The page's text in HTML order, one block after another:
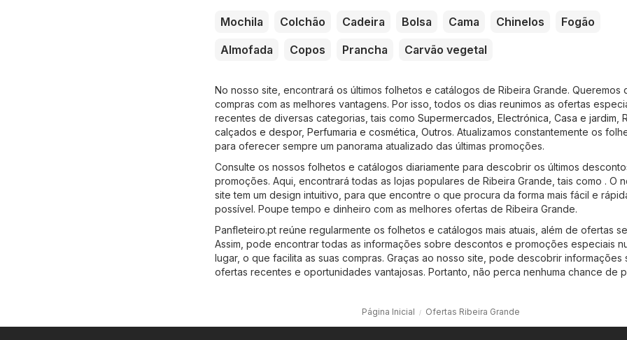
Mochila Colchão Cadeira Bolsa Cama Chinelos
Fogão
Almofada
Copos Prancha Carvão vegetal
No nosso site, encontrará os últimos folhetos e catálogos de Ribeira Grande. Queremos
compras com as melhores vantagens. Por isso, todos os dias reunimos as ofertas
recentes de diversas categorias, tais como Supermercados Electrónica Casa e jardim
calçados e despor, Perfumaria e cosmética Outros. Atualizamos constantemente os
para oferecer sempre um panorama atualizado das últimas promoções.
Consulte os nossos folhetos e catálogos diariamente para descobrir os últimos
promoções. Aqui, encontrará todas as lojas populares de Ribeira Grande, tais como . O
site tem um design intuitivo, para que encontre o que procura da forma mais fácil e
possível. Poupe tempo e dinheiro com as melhores ofertas de Ribeira Grande.
Panfleteiro.pt reúne regularmente os folhetos e catálogos mais atuais, além de ofertas
Assim, pode encontrar todas as informações sobre descontos e promoções especiais
lugar, o que facilita as suas compras. Graças ao nosso site, pode descobrir informações
ofertas recentes e oportunidades vantajosas. Portanto, não perca nenhuma chance de
Página Inicial Ofertas Ribeira Grande